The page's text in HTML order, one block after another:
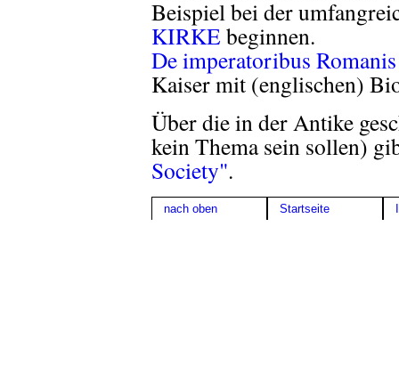
Beispiel bei der
KIRKE beginnen.
De imperatoribus Romanis
Kaiser mit (englischen)
Über die in der Antike
kein Thema sein sollen)
Society".
nach oben Startseite